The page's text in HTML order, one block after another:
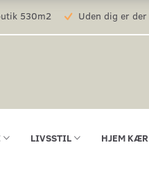
530m2 Uden dig er
LIVSSTIL HJEM